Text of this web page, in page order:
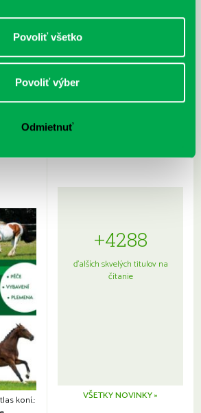
Povoliť všetko
Povoliť výber
Odmietnuť
Hardy, Paula: Japonsko na tanieri:
japonskou kuchyňou a etiketou
koní.:
+4288
ďalších skvelých titulov na
čítanie
VŠETKY NOVINKY »